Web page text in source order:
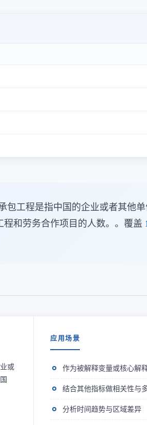
工程是指中国的企业或者其他
和劳务合作项目的人数。。覆盖
或
应用场景
作为被解释变量或核心解
结合其他指标做相关性与
分析时间趋势与区域差异